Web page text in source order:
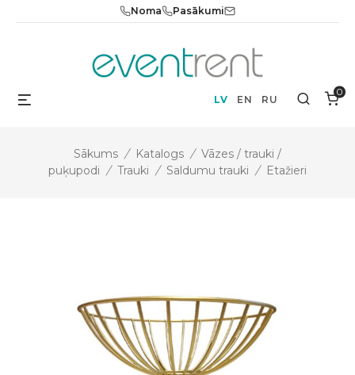
Noma Pasākumi
LV EN RU Search
0
Sākums / Katalogs / Vāzes / trauki /
puķupodi / Trauki / Saldumu trauki / Etažieri